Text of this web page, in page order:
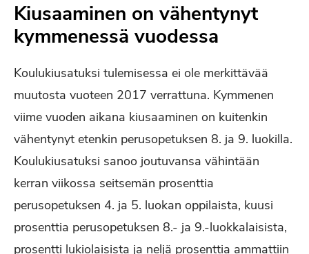
Kiusaaminen on vähentynyt
kymmenessä vuodessa
Koulukiusatuksi tulemisessa ei ole merkittävää
muutosta vuoteen 2017 verrattuna. Kymmenen
viime vuoden aikana kiusaaminen on kuitenkin
vähentynyt etenkin perusopetuksen 8. ja 9. luokilla.
Koulukiusatuksi sanoo joutuvansa vähintään
kerran viikossa seitsemän prosenttia
perusopetuksen 4. ja 5. luokan oppilaista, kuusi
prosenttia perusopetuksen 8.- ja 9.-luokkalaisista,
prosentti lukiolaisista ja neljä prosenttia ammattiin